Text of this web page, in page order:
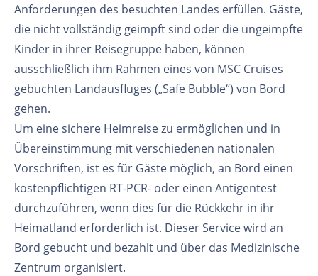
Anforderungen des besuchten Landes erfüllen. Gäste,
die nicht vollständig geimpft sind oder die ungeimpfte
Kinder in ihrer Reisegruppe haben, können
ausschließlich ihm Rahmen eines von MSC Cruises
gebuchten Landausfluges („Safe Bubble“) von Bord
gehen.
Um eine sichere Heimreise zu ermöglichen und in
Übereinstimmung mit verschiedenen nationalen
Vorschriften, ist es für Gäste möglich, an Bord einen
kostenpflichtigen RT-PCR- oder einen Antigentest
durchzuführen, wenn dies für die Rückkehr in ihr
Heimatland erforderlich ist. Dieser Service wird an
Bord gebucht und bezahlt und über das Medizinische
Zentrum organisiert.